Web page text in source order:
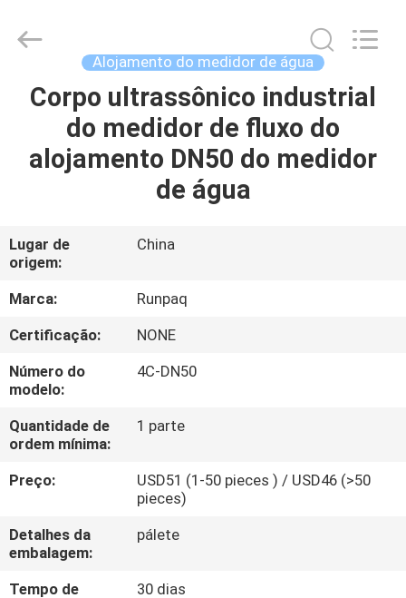
CASA
PRODUTOS
NÓS
EXCURSÃO
DA
FÁBRICA
CONTROLE
DA
QUALIDADE
CONTACTE-
Technology
Reserved.
Alojamento do medidor de água
Corpo ultrassônico industrial
do medidor de fluxo do
alojamento DN50 do medidor
de água
Lugar de
origem:
China
Marca:
Runpaq
Certificação:
NONE
Número do
modelo:
4C-DN50
Quantidade de
ordem mínima:
1 parte
Preço:
USD51 (1-50 pieces ) / USD46 (>50
pieces)
Detalhes da
embalagem:
pálete
Tempo de
30 dias